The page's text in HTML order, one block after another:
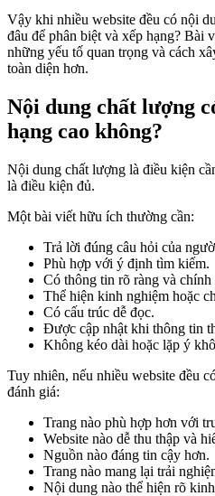
Vậy khi nhiều website đều có nội
đâu để phân biệt và xếp hạng? Bài
những yếu tố quan trọng và cách
toàn diện hơn.
Nội dung chất lượng
hạng cao không?
Nội dung chất lượng là điều kiện
là điều kiện đủ.
Một bài viết hữu ích thường cần:
Trả lời đúng câu hỏi của
Phù hợp với ý định tìm kiếm.
Có thông tin rõ ràng và chính
Thể hiện kinh nghiệm hoặc
Có cấu trúc dễ đọc.
Được cập nhật khi thông tin
Không kéo dài hoặc lặp ý
Tuy nhiên, nếu nhiều website đều
đánh giá:
Trang nào phù hợp hơn với
Website nào dễ thu thập và
Nguồn nào đáng tin cậy hơn.
Trang nào mang lại trải
Nội dung nào thể hiện rõ